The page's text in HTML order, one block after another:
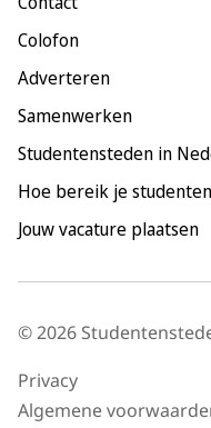
Colofon
Adverteren
Samenwerken
Studentensteden in
Hoe bereik je
Jouw vacature plaatsen
© 2026
Privacy
Algemene